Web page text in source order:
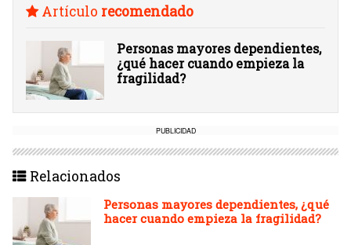
Artículo recomendado
Personas mayores dependientes,
¿qué hacer cuando empieza la
fragilidad?
PUBLICIDAD
Relacionados
Personas mayores dependientes, ¿qué
hacer cuando empieza la fragilidad?